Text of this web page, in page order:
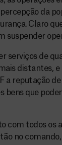
da
Claro
suspender
serviços de
distantes,
a reputação
bens que
com todos os
no